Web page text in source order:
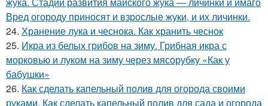
Вред огороду приносят и взрослые жуки, и их личинки.
24. Хранение лука и чеснока. Как хранить чеснок
25. Икра из белых грибов на зиму. Грибная икра с
морковью и луком на зиму через мясорубку «Как у
бабушки»
26. Как сделать капельный полив для огорода своими
руками. Как сделать капельный полив для сада и огорода